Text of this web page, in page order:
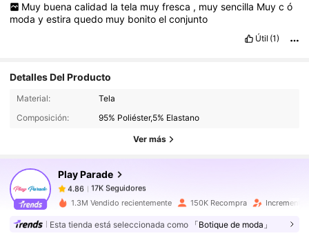
Muy buena calidad la tela muy fresca , muy sencilla Muy c ó
modayestiraquedo muy bonitoelconjunto
Útil (1)
Detalles Del Producto
Material:
Tela
Composición:
95% Poliéster,5% Elastano
Ver más
Play Parade
4.86 17K Seguidores
17K Seguidores
4.86
17K Seguidores
t***iseguido
4.86
17K Seguidores
4.86 17K Seguidores
1.3M Vendido recientemente 150K Recompra Incremento
Esta tienda está seleccionada como 「Botique de moda」